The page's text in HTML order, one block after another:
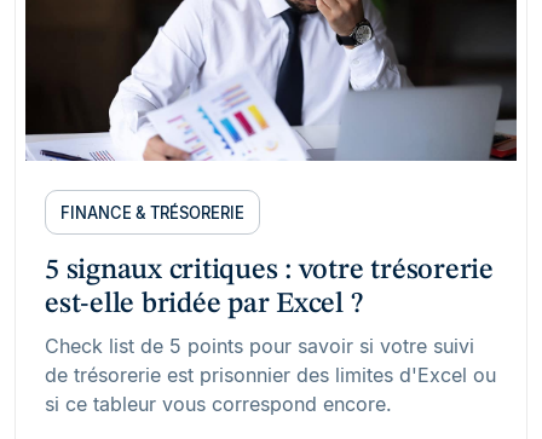
FINANCE & TRÉSORERIE
5 signaux critiques : votre trésorerie
est-elle bridée par Excel ?
Check list de 5 points pour savoir si votre suivi
de trésorerie est prisonnier des limites d'Excel ou
si ce tableur vous correspond encore.